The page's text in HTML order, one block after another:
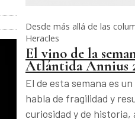
Desde más allá de las
Heracles
El vino de la
Atlántida Annius
El de esta semana es
habla de fragilidad y
curiosidad y de historia,